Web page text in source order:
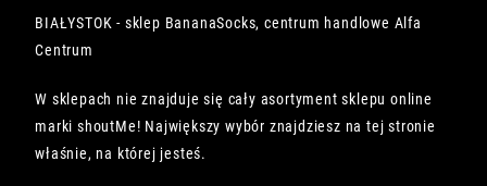
BIAŁYSTOK - sklep BananaSocks, centrum handlowe Alfa
Centrum
W sklepach nie znajduje się cały asortyment sklepu online
marki shoutMe! Największy wybór znajdziesz na tej stronie
właśnie, na której jesteś.